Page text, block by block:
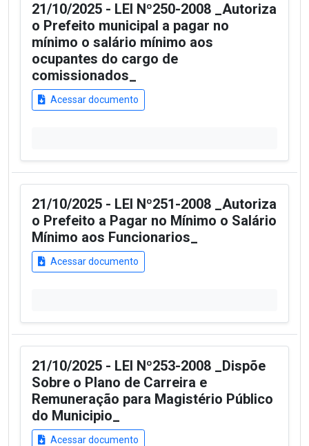
21/10/2025 - LEI Nº250-2008 _Autoriza
o Prefeito municipal a pagar no
mínimo o salário mínimo aos
ocupantes do cargo de
comissionados_
Acessar documento
21/10/2025 - LEI Nº251-2008 _Autoriza
o Prefeito a Pagar no Mínimo o Salário
Mínimo aos Funcionarios_
Acessar documento
21/10/2025 - LEI Nº253-2008 _Dispõe
Sobre o Plano de Carreira e
Remuneração para Magistério Público
do Municipio_
Acessar documento